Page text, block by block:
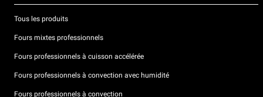
Tous les produits
Fours mixtes professionnels
Fours professionnels à cuisson accélérée
Fours professionnels à convection avec humidité
Fours professionnels à convection